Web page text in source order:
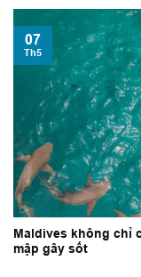
Maldives không chỉ
mập gây sốt
07
Th5